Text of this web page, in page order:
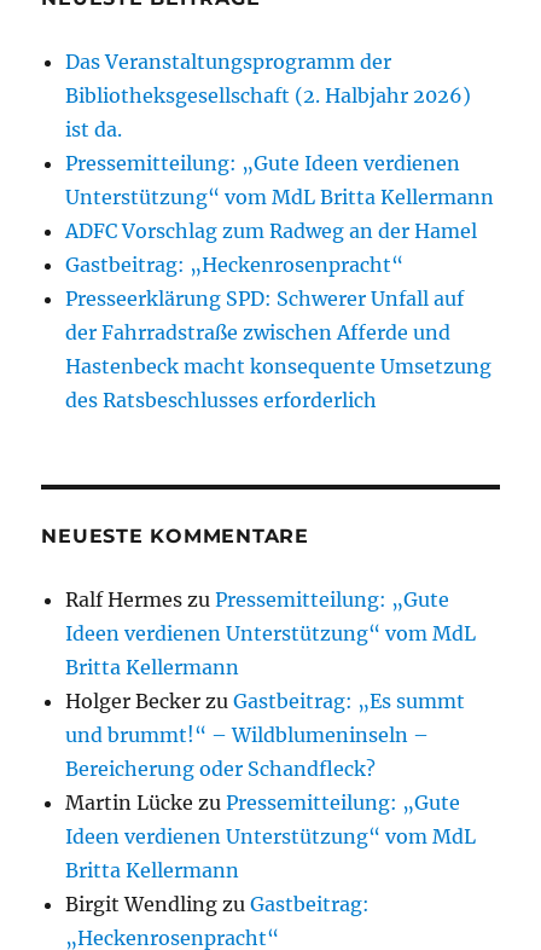
Das Veranstaltungsprogramm der
Bibliotheksgesellschaft (2. Halbjahr 2026)
ist da.
Pressemitteilung: „Gute Ideen verdienen
Unterstützung“ vom MdL Britta Kellermann
ADFC Vorschlag zum Radweg an der Hamel
Gastbeitrag: „Heckenrosenpracht“
Presseerklärung SPD: Schwerer Unfall auf
der Fahrradstraße zwischen Afferde und
Hastenbeck macht konsequente Umsetzung
des Ratsbeschlusses erforderlich
NEUESTE KOMMENTARE
Ralf Hermes zuPressemitteilung: „Gute
Ideen verdienen Unterstützung“ vom MdL
Britta Kellermann
Holger Becker zuGastbeitrag: „Es summt
und brummt!“ – Wildblumeninseln –
Bereicherung oder Schandfleck?
Martin Lücke zuPressemitteilung: „Gute
Ideen verdienen Unterstützung“ vom MdL
Britta Kellermann
Birgit Wendling zuGastbeitrag:
„Heckenrosenpracht“